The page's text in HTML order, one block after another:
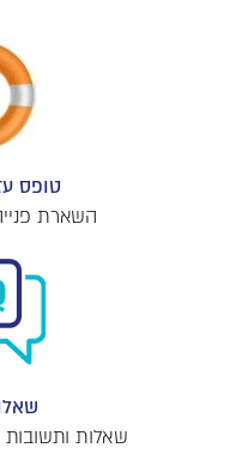
טופס
השארת
שאלות ותשובות